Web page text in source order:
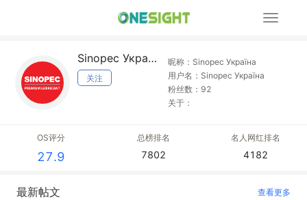
展
Sinopec Україна
关注
昵称：Sinopec Україна
用户名：Sinopec Україна
粉丝数：92
关于：
OS评分
27.9
总榜排名
7802
名人网红排名
4182
最新帖文 查看更多